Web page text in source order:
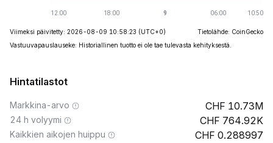
Viimeksi päivitetty: 2026-08-09 10:58:23 (UTC+0)
Tietolähde: CoinGecko
Vastuuvapauslauseke: Historiallinen tuotto ei ole tae tulevasta kehityksestä.
Hintatilastot
Markkina-arvo 10.73M
24 h volyymi 764.92K
Kaikkien aikojen huippu 0.288997